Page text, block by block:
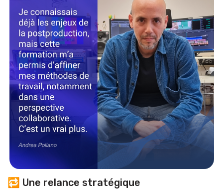
🔁 Une relance stratégique